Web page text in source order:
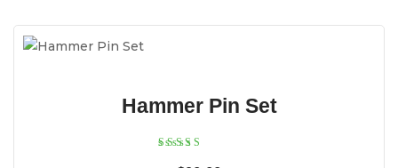
Hammer Pin Set